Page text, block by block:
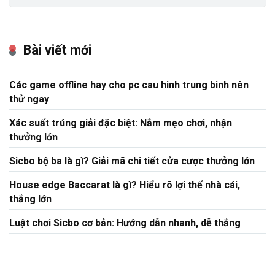
Bài viết mới
Các game offline hay cho pc cau hinh trung binh nên
thử ngay
Xác suất trúng giải đặc biệt: Nắm mẹo chơi, nhận
thưởng lớn
Sicbo bộ ba là gì? Giải mã chi tiết cửa cược thưởng lớn
House edge Baccarat là gì? Hiểu rõ lợi thế nhà cái,
thắng lớn
Luật chơi Sicbo cơ bản: Hướng dẫn nhanh, dễ thắng